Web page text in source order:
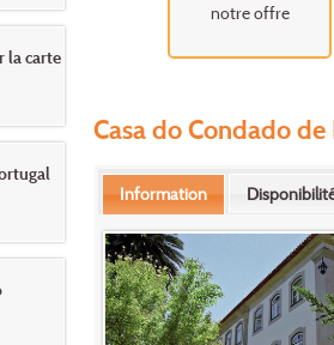
notre offre
Casa do Condado
Information
la carte